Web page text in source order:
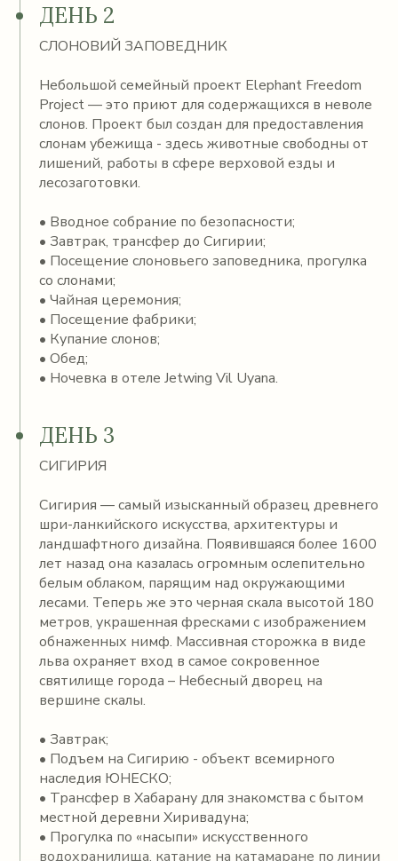
ДЕНЬ 2
СЛОНОВИЙ ЗАПОВЕДНИК
Небольшой семейный проект Elephant Freedom
Project — это приют для содержащихся в неволе
слонов. Проект был создан для предоставления
слонам убежища - здесь животные свободны от
лишений, работы в сфере верховой езды и
лесозаготовки.
• Вводное собрание по безопасности;
• Завтрак, трансфер до Сигирии;
• Посещение слоновьего заповедника, прогулка
со слонами;
• Чайная церемония;
• Посещение фабрики;
• Купание слонов;
• Обед;
• Ночевка в отеле Jetwing Vil Uyana.
ДЕНЬ 3
СИГИРИЯ
Сигирия — самый изысканный образец древнего
шри-ланкийского искусства, архитектуры и
ландшафтного дизайна. Появившаяся более 1600
лет назад она казалась огромным ослепительно
белым облаком, парящим над окружающими
лесами. Теперь же это черная скала высотой 180
метров, украшенная фресками с изображением
обнаженных нимф. Массивная сторожка в виде
льва охраняет вход в самое сокровенное
святилище города – Небесный дворец на
вершине скалы.
• Завтрак;
• Подъем на Сигирию - объект всемирного
наследия ЮНЕСКО;
• Трансфер в Хабарану для знакомства с бытом
местной деревни Хиривадуна;
• Прогулка по «насыпи» искусственного
водохранилища, катание на катамаране по линии